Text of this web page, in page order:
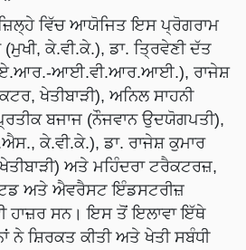
ਵਿੱਚ ਆਯੋਜਿਤ ਇਸ ਪ੍ਰੋਗਰਾਮ
ਕੇ.ਵੀ.ਕੇ.), ਡਾ. ਤ੍ਰਿਵੇਣੀ ਦੱਤ
ਆਈ.ਵੀ.ਆਰ.ਆਈ.), ਰਾਜੇਸ਼
ਖੇਤੀਬਾੜੀ), ਅਨਿਲ ਸਾਹਨੀ
ਬਜਾਜ (ਨੌਜਵਾਨ ਉਦਯੋਗਪਤੀ),
ਕੇ.ਵੀ.ਕੇ.), ਡਾ. ਰਾਜੇਸ਼ ਕੁਮਾਰ
ਅਤੇ ਮਹਿੰਦਰਾ ਟਰੈਕਟਰਜ਼,
ਅਤੇ ਐਵਰੈਸਟ ਇੰਡਸਟਰੀਜ਼
ਹਾਜ਼ਰ ਸਨ। ਇਸ ਤੋਂ ਇਲਾਵਾ ਇੱਥੇ
ਨੇ ਸ਼ਿਰਕਤ ਕੀਤੀ ਅਤੇ ਖੇਤੀ ਸਬੰਧੀ